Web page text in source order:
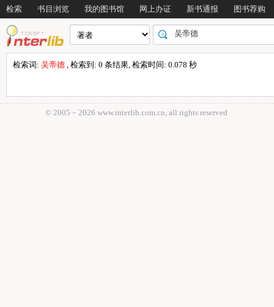
检索 书目浏览 我的图书馆 网上办证 新书通报 图书荐购
检索词: 吴帝德 , 检索到: 0 条结果, 检索时间: 0.078 秒
© 2005－ 2026 www.interlib.com.cn, all rights reserved